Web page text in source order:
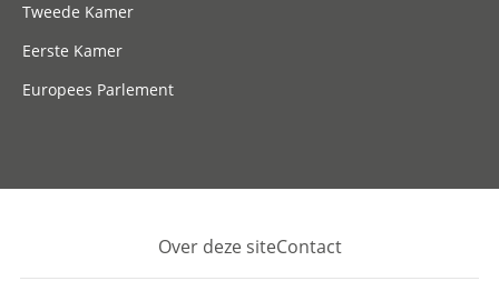
Tweede Kamer
Eerste Kamer
Europees Parlement
Footer
Over deze siteContact